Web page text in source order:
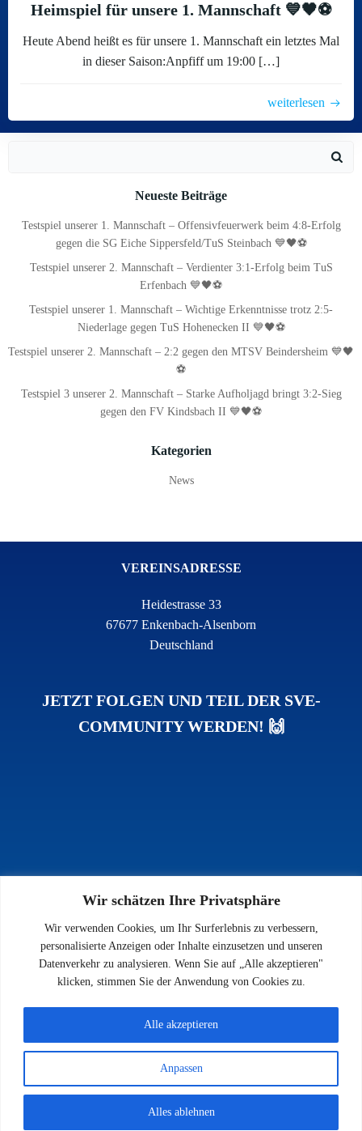
Wir schätzen Ihre Privatsphäre
Wir verwenden Cookies, um Ihr Surferlebnis zu verbessern,
personalisierte Anzeigen oder Inhalte einzusetzen und unseren
Datenverkehr zu analysieren. Wenn Sie auf „Alle akzeptieren"
klicken, stimmen Sie der Anwendung von Cookies zu.
Anpassen
Alles ablehnen
Alle akzeptieren
Heimspiel für unsere 1. Mannschaft 💙🖤⚽
Heute Abend heißt es für unsere 1. Mannschaft ein letztes Mal
in dieser Saison:Anpfiff um 19:00 […]
weiterlesen
Neueste Beiträge
Testspiel unserer 1. Mannschaft – Offensivfeuerwerk beim 4:8-Erfolg
gegen die SG Eiche Sippersfeld/TuS Steinbach 💙🖤⚽
Testspiel unserer 2. Mannschaft – Verdienter 3:1-Erfolg beim TuS
Erfenbach 💙🖤⚽
Testspiel unserer 1. Mannschaft – Wichtige Erkenntnisse trotz 2:5-
Niederlage gegen TuS Hohenecken II 💙🖤⚽
Testspiel unserer 2. Mannschaft – 2:2 gegen den MTSV Beindersheim 💙🖤
⚽
Testspiel 3 unserer 2. Mannschaft – Starke Aufholjagd bringt 3:2-Sieg
gegen den FV Kindsbach II 💙🖤⚽
Kategorien
News
VEREINSADRESSE
Heidestrasse 33
67677 Enkenbach-Alsenborn
Deutschland
JETZT FOLGEN UND TEIL DER SVE-
COMMUNITY WERDEN! 🙌
INFOS
Impressum
Datenschutz
Kontakt
© 2026 SV 1923 Enkenbach e.V.